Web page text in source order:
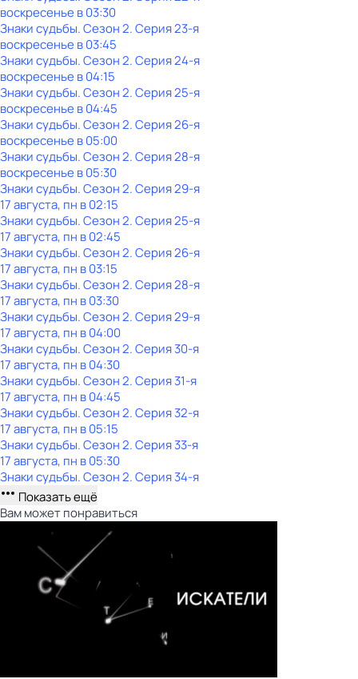
воскресенье в03:30
Знаки судьбы. Сезон 2. Серия 23-я
воскресенье в03:45
Знаки судьбы. Сезон 2. Серия 24-я
воскресенье в04:15
Знаки судьбы. Сезон 2. Серия 25-я
воскресенье в04:45
Знаки судьбы. Сезон 2. Серия 26-я
воскресенье в05:00
Знаки судьбы. Сезон 2. Серия 28-я
воскресенье в05:30
Знаки судьбы. Сезон 2. Серия 29-я
17 августа, пн в 02:15
Знаки судьбы. Сезон 2. Серия 25-я
17 августа, пн в 02:45
Знаки судьбы. Сезон 2. Серия 26-я
17 августа, пн в 03:15
Знаки судьбы. Сезон 2. Серия 28-я
17 августа, пн в 03:30
Знаки судьбы. Сезон 2. Серия 29-я
17 августа, пн в 04:00
Знаки судьбы. Сезон 2. Серия 30-я
17 августа, пн в 04:30
Знаки судьбы. Сезон 2. Серия 31-я
17 августа, пн в 04:45
Знаки судьбы. Сезон 2. Серия 32-я
17 августа, пн в 05:15
Знаки судьбы. Сезон 2. Серия 33-я
17 августа, пн в 05:30
Знаки судьбы. Сезон 2. Серия 34-я
Показать ещё
Вам может понравиться